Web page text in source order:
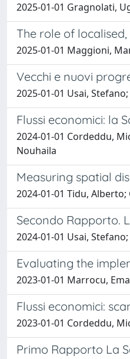
2025-01-01 Gragnolati,
The role of
2025-01-01 Maggioni,
Vecchi e nuovi
2025-01-01 Usai,
Flussi economici: la
2024-01-01 Cordeddu,
Nouhaila
Measuring spatial
2024-01-01 Tidu,
Secondo Rapporto.
2024-01-01 Usai,
Evaluating the
2023-01-01 Marrocu,
Flussi economici:
2023-01-01 Cordeddu,
Primo Rapporto La